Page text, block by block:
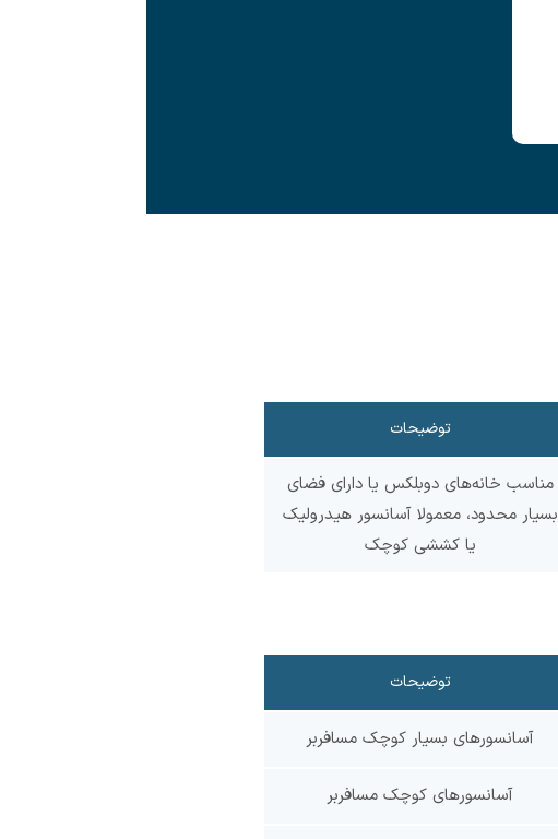
توضیحات
مناسب خانه‌های دوبلکس یا دارای فضای
بسیار محدود، معمولا آسانسور هیدرولیک
یا کششی کوچک
توضیحات
آسانسورهای بسیار کوچک مسافربر
آسانسورهای کوچک مسافربر